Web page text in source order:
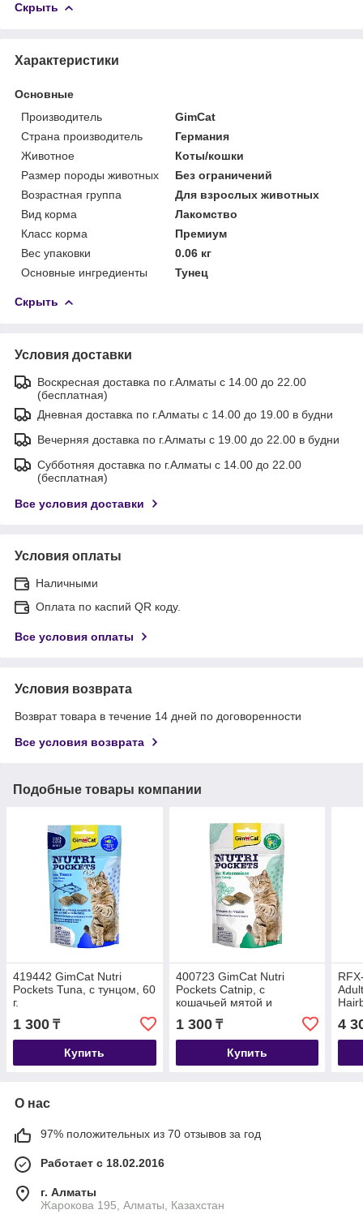
Скрыть
Характеристики
Основные
Производитель
GimCat
Страна производитель
Германия
Животное
Коты/кошки
Размер породы животных
Без ограничений
Возрастная группа
Для взрослых животных
Вид корма
Лакомство
Класс корма
Премиум
Вес упаковки
0.06 кг
Основные ингредиенты
Тунец
Скрыть
Условия доставки
Воскресная доставка по г.Алматы с 14.00 до 22.00
(бесплатная)
Дневная доставка по г.Алматы с 14.00 до 19.00 в будни
Вечерняя доставка по г.Алматы с 19.00 до 22.00 в будни
Субботняя доставка по г.Алматы с 14.00 до 22.00
(бесплатная)
Все условия доставки
Условия оплаты
Наличными
Оплата по каспий QR коду.
Все условия оплаты
Условия возврата
Возврат товара в течение 14 дней по договоренности
Все условия возврата
Подобные товары компании
419442 GimCat Nutri
Pockets Tuna, с тунцом, 60
г.
1 300 ₸
Купить
400723 GimCat Nutri
Pockets Catnip, с
кошачьей мятой и
витаминами 60 г.
1 300₸
Купить
4
О нас
97% положительных из 70 отзывов за год
Работает с 18.02.2016
г. Алматы
Жарокова 195, Алматы, Казахстан